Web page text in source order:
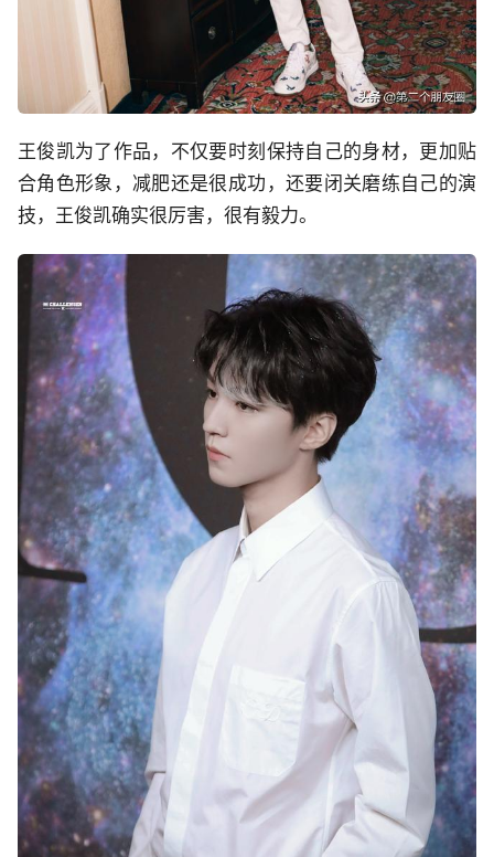
王俊凯为了作品，不仅要时刻保持自己的身材，更加贴
合角色形象，减肥还是很成功，还要闭关磨练自己的演
技，王俊凯确实很厉害，很有毅力。